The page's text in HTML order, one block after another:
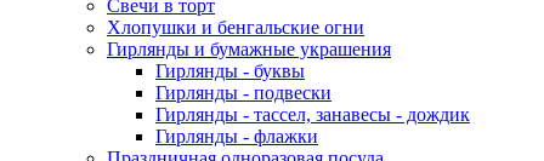
Свечи в торт
Хлопушки и бенгальские огни
Гирлянды и бумажные украшения
Гирлянды - буквы
Гирлянды - подвески
Гирлянды - тассел, занавесы - дождик
Гирлянды - флажки